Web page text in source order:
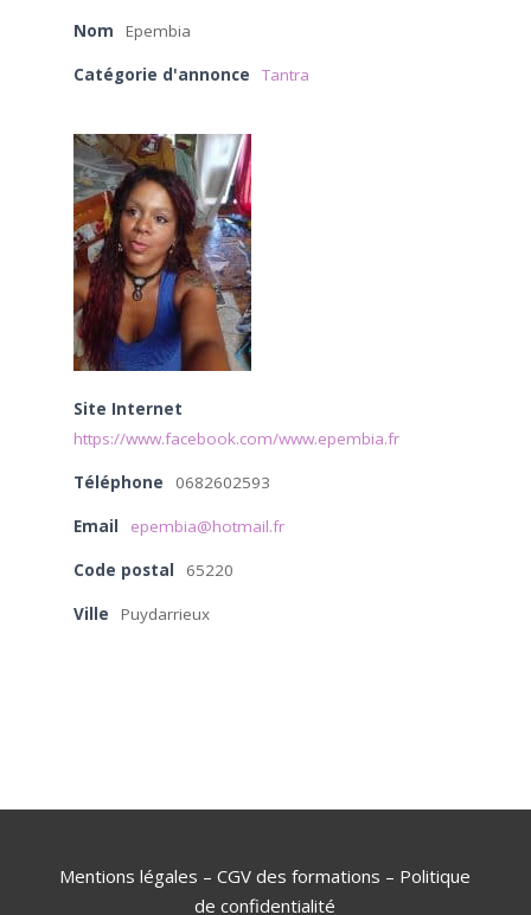
Nom Epembia
Catégorie d'annonce Tantra
Site Internet
https://www.facebook.com/www.epembia.fr
Téléphone 0682602593
Email epembia@hotmail.fr
Code postal 65220
Ville Puydarrieux
Mentions légales –CGV des formations – Politique
de confidentialité